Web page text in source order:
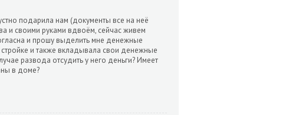
подарила нам (документы все на неё
и своими руками вдвоём, сейчас живем
и прошу выделить мне денежные
стройке и также вкладывала свои денежные
развода отсудить у него деньги? Имеет
в доме?